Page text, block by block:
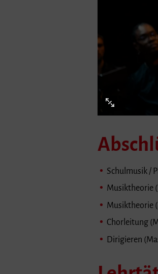
Schulmusik /
Musiktheorie
Musiktheorie
Chorleitung
Dirigieren